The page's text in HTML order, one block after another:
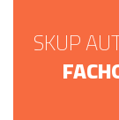
SKUP